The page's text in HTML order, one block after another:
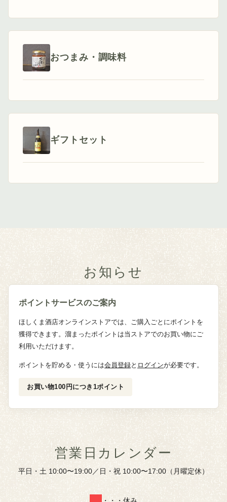
おつまみ・調味料
ギフトセット
お知らせ
ポイントサービスのご案内
ほしくま酒店オンラインストアでは、ご購入ごとにポイントを
獲得できます。溜まったポイントは当ストアでのお買い物にご
利用いただけます。
ポイントを貯める・使うには会員登録と ログインが必要です。
お買い物100円につき1ポイント
営業日カレンダー
平日・土 10:00〜19:00／日・祝 10:00〜17:00（月曜定休）
・・・休み